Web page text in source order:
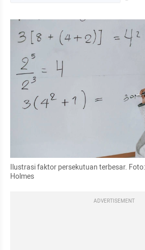
Ilustrasi faktor persekutuan terbesar.
Holmes
ADVERTISEMENT